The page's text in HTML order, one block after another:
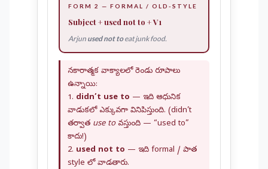
FORM 2 — FORMAL / OLD-STYLE
Subject +used not to + V1
Arjun used not toeat junk food.
నకారాత్మక వాక్యాలలో రెండు రూపాలు
ఉన్నాయి:
1. didn’t use to — ఇది ఆధునిక
వాడుకలో ఎక్కువగా వినిపిస్తుంది. (didn’t
తర్వాత use toవస్తుంది — “used to”
కాదు!)
2. used not to — ఇది formal / పాత
style లో వాడతారు.